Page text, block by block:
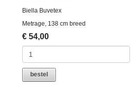
Biella Buvetex
Metrage, 138 cm breed
€ 54,00
bestel